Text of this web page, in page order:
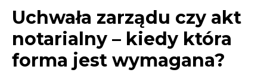
Uchwała zarządu czy akt
notarialny – kiedy która
forma jest wymagana?